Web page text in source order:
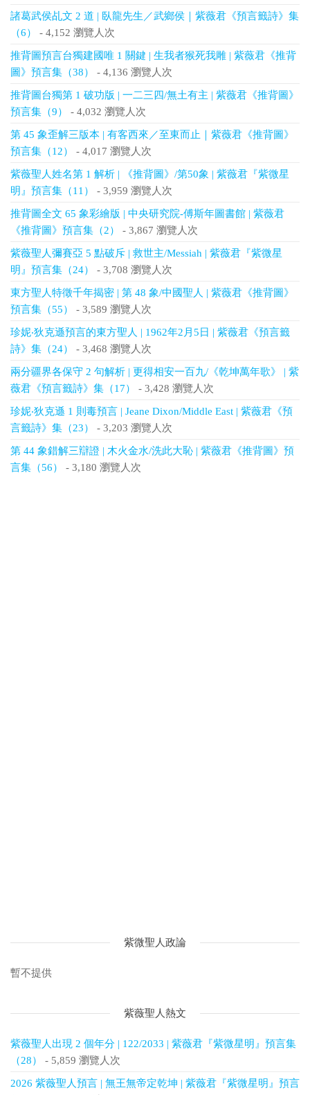
諸葛武侯乩文 2 道 | 臥龍先生／武鄉侯｜紫薇君《預言籤詩》集
（6）
- 4,152 瀏覽人次
推背圖預言台獨建國唯 1 關鍵 | 生我者猴死我雕 | 紫薇君《推背
圖》預言集（38）
- 4,136 瀏覽人次
推背圖台獨第 1 破功版 | 一二三四/無土有主 | 紫薇君《推背圖》
預言集（9）
- 4,032 瀏覽人次
第 45 象歪解三版本 | 有客西來／至東而止｜紫薇君《推背圖》
預言集（12）
- 4,017 瀏覽人次
紫薇聖人姓名第 1 解析 | 《推背圖》/第50象 | 紫薇君『紫微星
明』預言集（11）
- 3,959 瀏覽人次
推背圖全文 65 象彩繪版 | 中央研究院-傅斯年圖書館 | 紫薇君
《推背圖》預言集（2）
- 3,867 瀏覽人次
紫薇聖人彌賽亞 5 點破斥 | 救世主/Messiah | 紫薇君『紫微星
明』預言集（24）
- 3,708 瀏覽人次
東方聖人特徵千年揭密 | 第 48 象/中國聖人 | 紫薇君《推背圖》
預言集（55）
- 3,589 瀏覽人次
珍妮‧狄克遜預言的東方聖人 | 1962年2月5日 | 紫薇君《預言籤
詩》集（24）
- 3,468 瀏覽人次
兩分疆界各保守 2 句解析 | 更得相安一百九/《乾坤萬年歌》 | 紫
薇君《預言籤詩》集（17）
- 3,428 瀏覽人次
珍妮‧狄克遜 1 則毒預言 | Jeane Dixon/Middle East | 紫薇君《預
言籤詩》集（23）
- 3,203 瀏覽人次
第 44 象錯解三辯證 | 木火金水/洗此大恥 | 紫薇君《推背圖》預
言集（56）
- 3,180 瀏覽人次
紫微聖人政論
暫不提供
紫薇聖人熱文
紫薇聖人出現 2 個年分 | 122/2033 | 紫薇君『紫微星明』預言集
（28）
- 5,859 瀏覽人次
2026 紫薇聖人預言 | 無王無帝定乾坤 | 紫薇君『紫微星明』預言